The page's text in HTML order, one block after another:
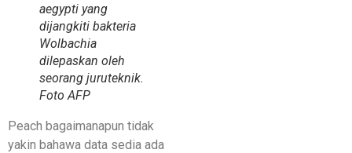
aegypti yang
dijangkiti bakteria
Wolbachia
dilepaskan oleh
seorang juruteknik.
Foto AFP
Peach bagaimanapun tidak
yakin bahawa data sedia ada